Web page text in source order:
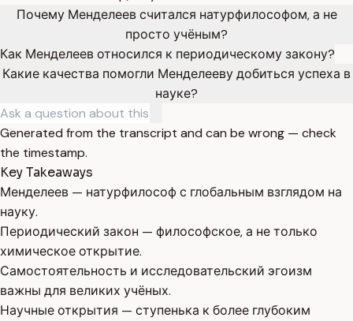
Почему Менделеев считался натурфилософом, а не
просто учёным?
Как Менделеев относился к периодическому закону?
Какие качества помогли Менделееву добиться успеха в
науке?
Generated from the transcript and can be wrong — check
the timestamp.
Key Takeaways
Менделеев — натурфилософ с глобальным взглядом на
науку.
Периодический закон — философское, а не только
химическое открытие.
Самостоятельность и исследовательский эгоизм
важны для великих учёных.
Научные открытия — ступенька к более глубоким